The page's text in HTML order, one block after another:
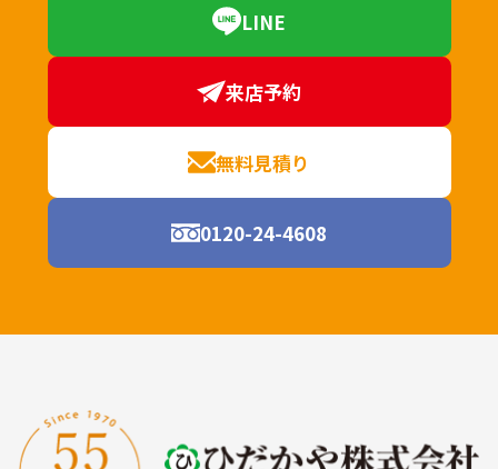
LINE
来店予約
無料見積り
0120-24-4608